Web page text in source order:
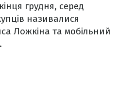
грудня, серед
називалися
Ложкіна та мобільний